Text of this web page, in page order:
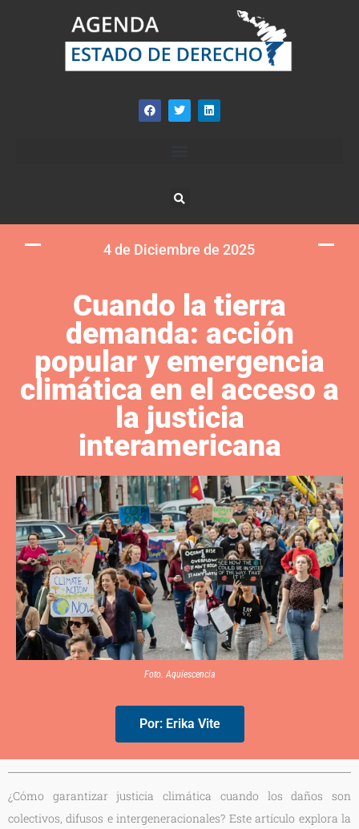
4 de Diciembre de 2025
Cuando la tierra
demanda: acción
popular y emergencia
climática en el acceso a
la justicia
interamericana
Foto. Aquiescencia
Por: Erika Vite
¿Cómo garantizar justicia climática cuando los daños son
colectivos, difusos e intergeneracionales? Este artículo explora la